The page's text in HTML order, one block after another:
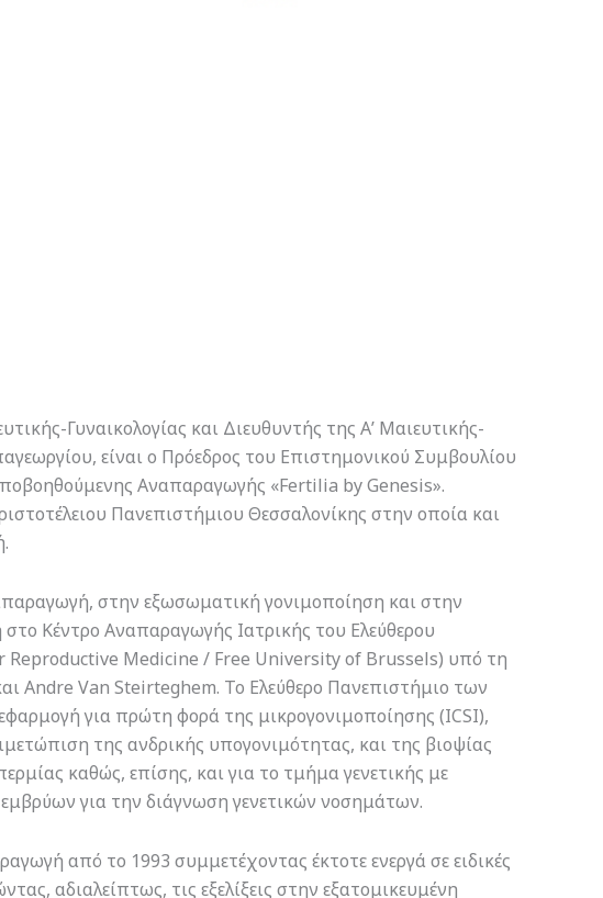
Γυναικολογίας και Διευθυντής της Α’ Μαιευτικής-
είναι ο Πρόεδρος του Επιστημονικού Συμβουλίου
Αναπαραγωγής «Fertilia by Genesis».
Πανεπιστήμιου Θεσσαλονίκης στην οποία και
στην εξωσωματική γονιμοποίηση και στην
Κέντρο Αναπαραγωγής Ιατρικής του Ελεύθερου
Reproductive Medicine / Free University of Brussels) υπό τη
Andre Van Steirteghem. To Ελεύθερο Πανεπιστήμιο των
για πρώτη φορά της μικρογονιμοποίησης (ICSI),
της ανδρικής υπογονιμότητας, και της βιοψίας
καθώς, επίσης, και για το τμήμα γενετικής με
για την διάγνωση γενετικών νοσημάτων.
από το 1993 συμμετέχοντας έκτοτε ενεργά σε ειδικές
αδιαλείπτως, τις εξελίξεις στην εξατομικευμένη